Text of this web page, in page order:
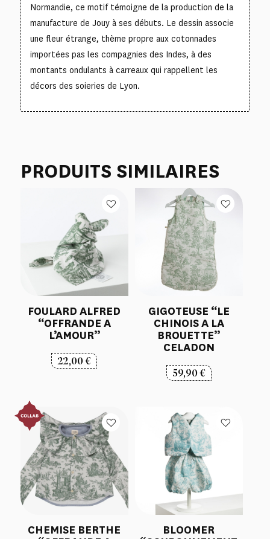
Normandie, ce motif témoigne de la production de la
manufacture de Jouy à ses débuts. Le dessin associe
une fleur étrange, thème propre aux cotonnades
importées pas les compagnies des Indes, à des
montants ondulants à carreaux qui rappellent les
décors des soieries de Lyon.
PRODUITS SIMILAIRES
FOULARD ALFRED
“OFFRANDE A
L’AMOUR”
22,00€
GIGOTEUSE “LE
CHINOIS A LA
BROUETTE”
CELADON
59,90€
CHEMISE BERTHE
BLOOMER